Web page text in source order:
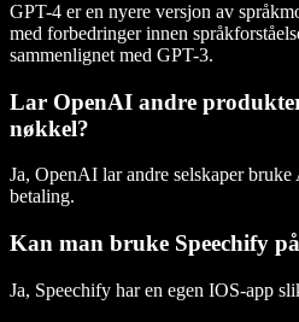
GPT-4 er en nyere versjon av
med forbedringer innen
sammenlignet med GPT-3.
Lar OpenAI andre
nøkkel?
Ja, OpenAI lar andre selskaper
betaling.
Kan man bruke Speechify
Ja, Speechify har en egen IOS-app